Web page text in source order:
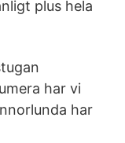
plus hela
har vi
har